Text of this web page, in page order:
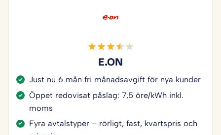
E.ON
Just nu 6 mån fri månadsavgift för nya kunder
Öppet redovisat påslag: 7,5 öre/kWh inkl.
moms
Fyra avtalstyper – rörligt, fast, kvartspris och